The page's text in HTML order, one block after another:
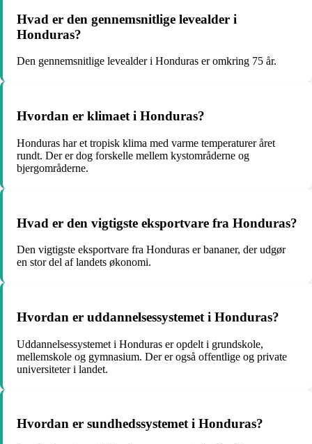
Hvad er den gennemsnitlige levealder i
Honduras?
Den gennemsnitlige levealder i Honduras er omkring 75 år.
Hvordan er klimaet i Honduras?
Honduras har et tropisk klima med varme temperaturer året
rundt. Der er dog forskelle mellem kystområderne og
bjergområderne.
Hvad er den vigtigste eksportvare fra Honduras?
Den vigtigste eksportvare fra Honduras er bananer, der udgør
en stor del af landets økonomi.
Hvordan er uddannelsessystemet i Honduras?
Uddannelsessystemet i Honduras er opdelt i grundskole,
mellemskole og gymnasium. Der er også offentlige og private
universiteter i landet.
Hvordan er sundhedssystemet i Honduras?